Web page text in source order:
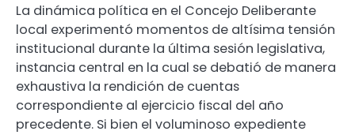
La dinámica política en el Concejo Deliberante
local experimentó momentos de altísima tensión
institucional durante la última sesión legislativa,
instancia central en la cual se debatió de manera
exhaustiva la rendición de cuentas
correspondiente al ejercicio fiscal del año
precedente. Si bien el voluminoso expediente